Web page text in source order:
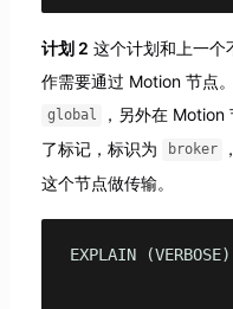
计划 2 这个计划和上一个
作需要通过 Motion 节点
global
，另外在
了标记，标识为
broker
这个节点做传输。
EXPLAIN